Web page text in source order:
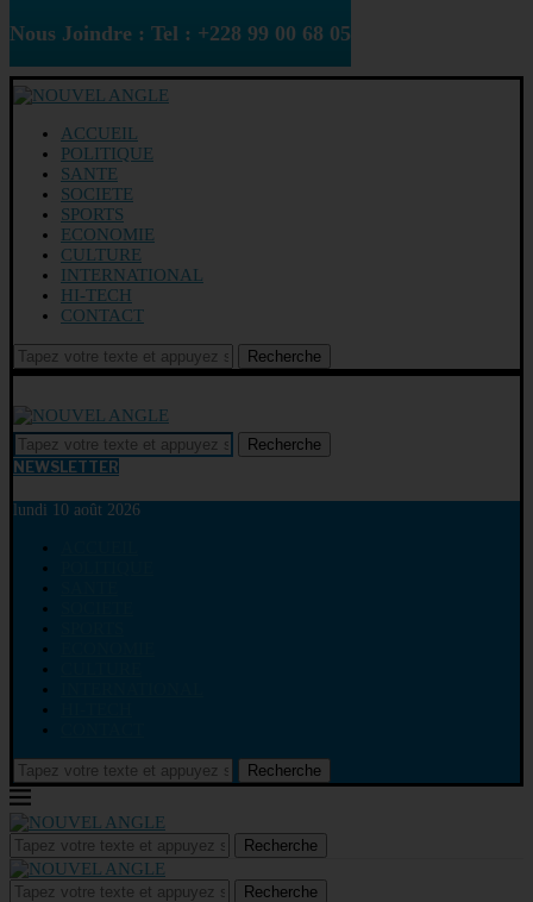
Nous Joindre : Tel : +228 99 00 68 05
ACCUEIL
POLITIQUE
SANTE
SOCIETE
SPORTS
ECONOMIE
CULTURE
INTERNATIONAL
HI-TECH
CONTACT
Recherche
Recherche
NEWSLETTER
lundi 10 août 2026
Recherche
Recherche
Recherche